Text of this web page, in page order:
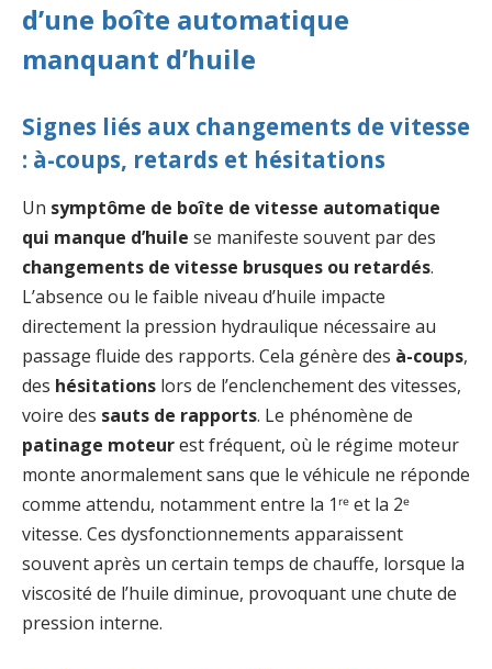
d’une boîte automatique
manquant d’huile
Signes liés aux changements de vitesse
: à-coups, retards et hésitations
Un symptôme de boîte de vitesse automatique
qui manque d’huile se manifeste souvent par des
changements de vitesse brusques ou retardés.
L’absence ou le faible niveau d’huile impacte
directement la pression hydraulique nécessaire au
passage fluide des rapports. Cela génère des à-coups,
des hésitations lors de l’enclenchement des vitesses,
voire des sauts de rapports. Le phénomène de
patinage moteurest fréquent, où le régime moteur
monte anormalement sans que le véhicule ne réponde
comme attendu, notamment entre la 1ʳᵉ et la 2ᵉ
vitesse. Ces dysfonctionnements apparaissent
souvent après un certain temps de chauffe, lorsque la
viscosité de l’huile diminue, provoquant une chute de
pression interne.